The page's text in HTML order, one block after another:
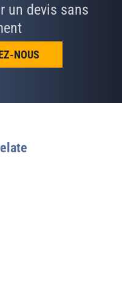
un devis sans
NOUS